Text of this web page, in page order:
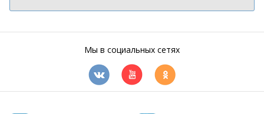
Мы в социальных сетях